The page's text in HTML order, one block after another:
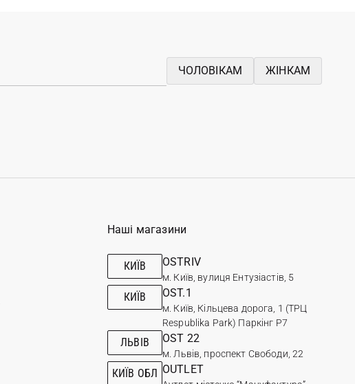
ЧОЛОВІКАМ ЖІНКАМ
Наші магазини
КИЇВ OSTRIV
м. Київ, вулиця Ентузіастів, 5
КИЇВ OST.1
м. Київ, Кільцева дорога, 1 (ТРЦ
Respublika Park) Паркінг Р7
ЛЬВІВ OST 22
м. Львів, проспект Свободи, 22
КИЇВ ОБЛ OUTLET